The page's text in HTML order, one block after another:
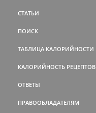
СТАТЬИ
ПОИСК
ТАБЛИЦА КАЛОРИЙНОСТИ
КАЛОРИЙНОСТЬ РЕЦЕПТОВ
ОТВЕТЫ
ПРАВООБЛАДАТЕЛЯМ